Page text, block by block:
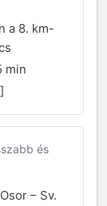
a 8. km-
min
és
– Sv.